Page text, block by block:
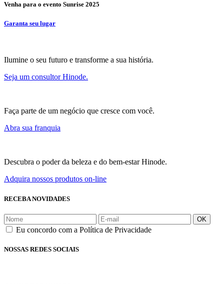
Venha para o evento Sunrise 2025
Garanta seu lugar
Ilumine o seu futuro e transforme a sua história.
Seja um consultor Hinode.
Faça parte de um negócio que cresce com você.
Abra sua franquia
Descubra o poder da beleza e do bem-estar Hinode.
Adquira nossos produtos on-line
RECEBA NOVIDADES
OK
Eu concordo com a Política de Privacidade
NOSSAS REDES SOCIAIS